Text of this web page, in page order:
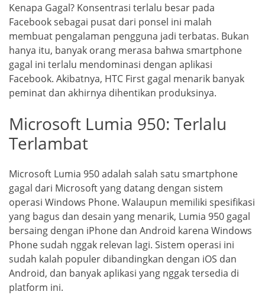
Kenapa Gagal? Konsentrasi terlalu besar pada
Facebook sebagai pusat dari ponsel ini malah
membuat pengalaman pengguna jadi terbatas. Bukan
hanya itu, banyak orang merasa bahwa smartphone
gagal ini terlalu mendominasi dengan aplikasi
Facebook. Akibatnya, HTC First gagal menarik banyak
peminat dan akhirnya dihentikan produksinya.
Microsoft Lumia 950: Terlalu
Terlambat
Microsoft Lumia 950 adalah salah satu smartphone
gagal dari Microsoft yang datang dengan sistem
operasi Windows Phone. Walaupun memiliki spesifikasi
yang bagus dan desain yang menarik, Lumia 950 gagal
bersaing dengan iPhone dan Android karena Windows
Phone sudah nggak relevan lagi. Sistem operasi ini
sudah kalah populer dibandingkan dengan iOS dan
Android, dan banyak aplikasi yang nggak tersedia di
platform ini.